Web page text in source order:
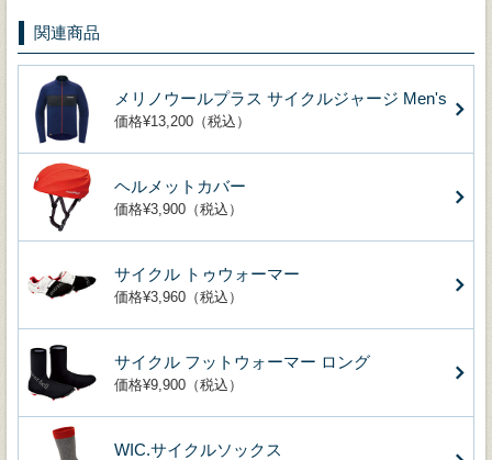
関連商品
メリノウールプラス サイクルジャージ Men's
価格¥13,200（税込）
ヘルメットカバー
価格¥3,900（税込）
サイクル トゥウォーマー
価格¥3,960（税込）
サイクル フットウォーマー ロング
価格¥9,900（税込）
WIC.サイクルソックス